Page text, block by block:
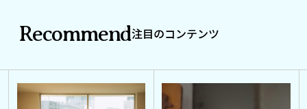
Recommend注目のコンテンツ